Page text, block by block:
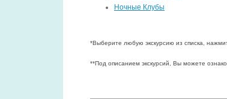
Ночные Клубы
*Выберите любую экскурсию из списка,
**Под описанием экскурсий, Вы можете